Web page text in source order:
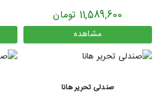
11,589,600 تومان
مشاهده
صندلی تحریر هانا